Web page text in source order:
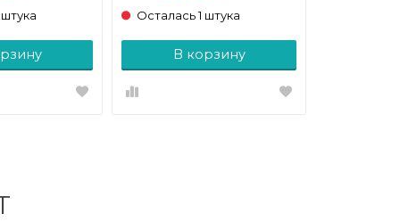
Осталась 1 штука
В корзину